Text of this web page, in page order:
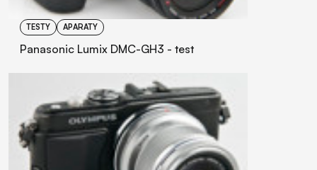
TESTY APARATY
Panasonic Lumix DMC-GH3 - test